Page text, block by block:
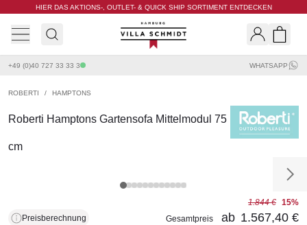
HIER DAS AKTIONS-, OUTLET- & QUICK SHIP SORTIMENT ENTDECKEN
Villa Schmidt
+49 (0)40 727 33 33 3 WHATSAPP
ROBERTI / HAMPTONS
Roberti Hamptons Gartensofa Mittelmodul 75
cm
Preisberechnung
1.844 € 15%
Gesamtpreis
ab 1.567,40 €